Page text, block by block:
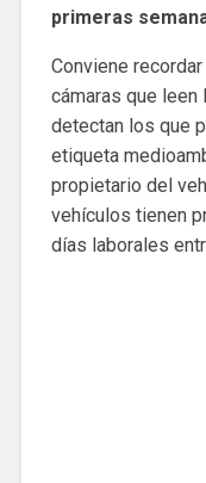
primeras
Conviene
cámaras que
detectan los que
etiqueta
propietario del
vehículos tienen
días laborales